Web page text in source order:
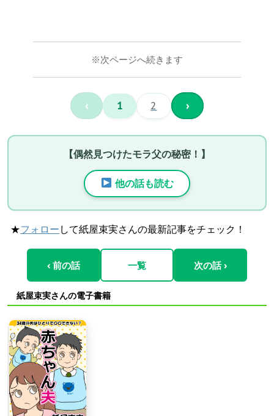
※次ページへ続きます
‹ 1 2 ›
【偶然見つけたモラ父の秘密！】
他の話も読む
★フォロー して紙屋束実さんの最新記事をチェック！
‹ 前の話 一覧 次の話 ›
紙屋束実さんの電子書籍